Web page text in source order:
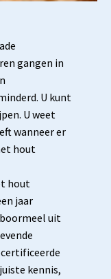
gangen in
U kunt
U weet
wanneer er
hout
hout
jaar
uit
kennis,